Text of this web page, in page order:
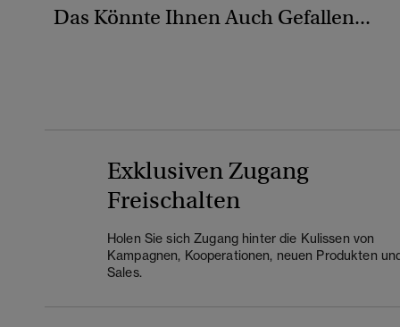
Das Könnte Ihnen Auch Gefallen...
Exklusiven Zugang
Freischalten
Holen Sie sich Zugang hinter die Kulissen von
Kampagnen, Kooperationen, neuen Produkten
Sales.